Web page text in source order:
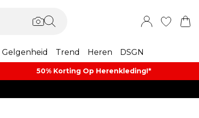
Gelgenheid Trend Heren DSGN
50% Korting Op Herenkleding​!*​